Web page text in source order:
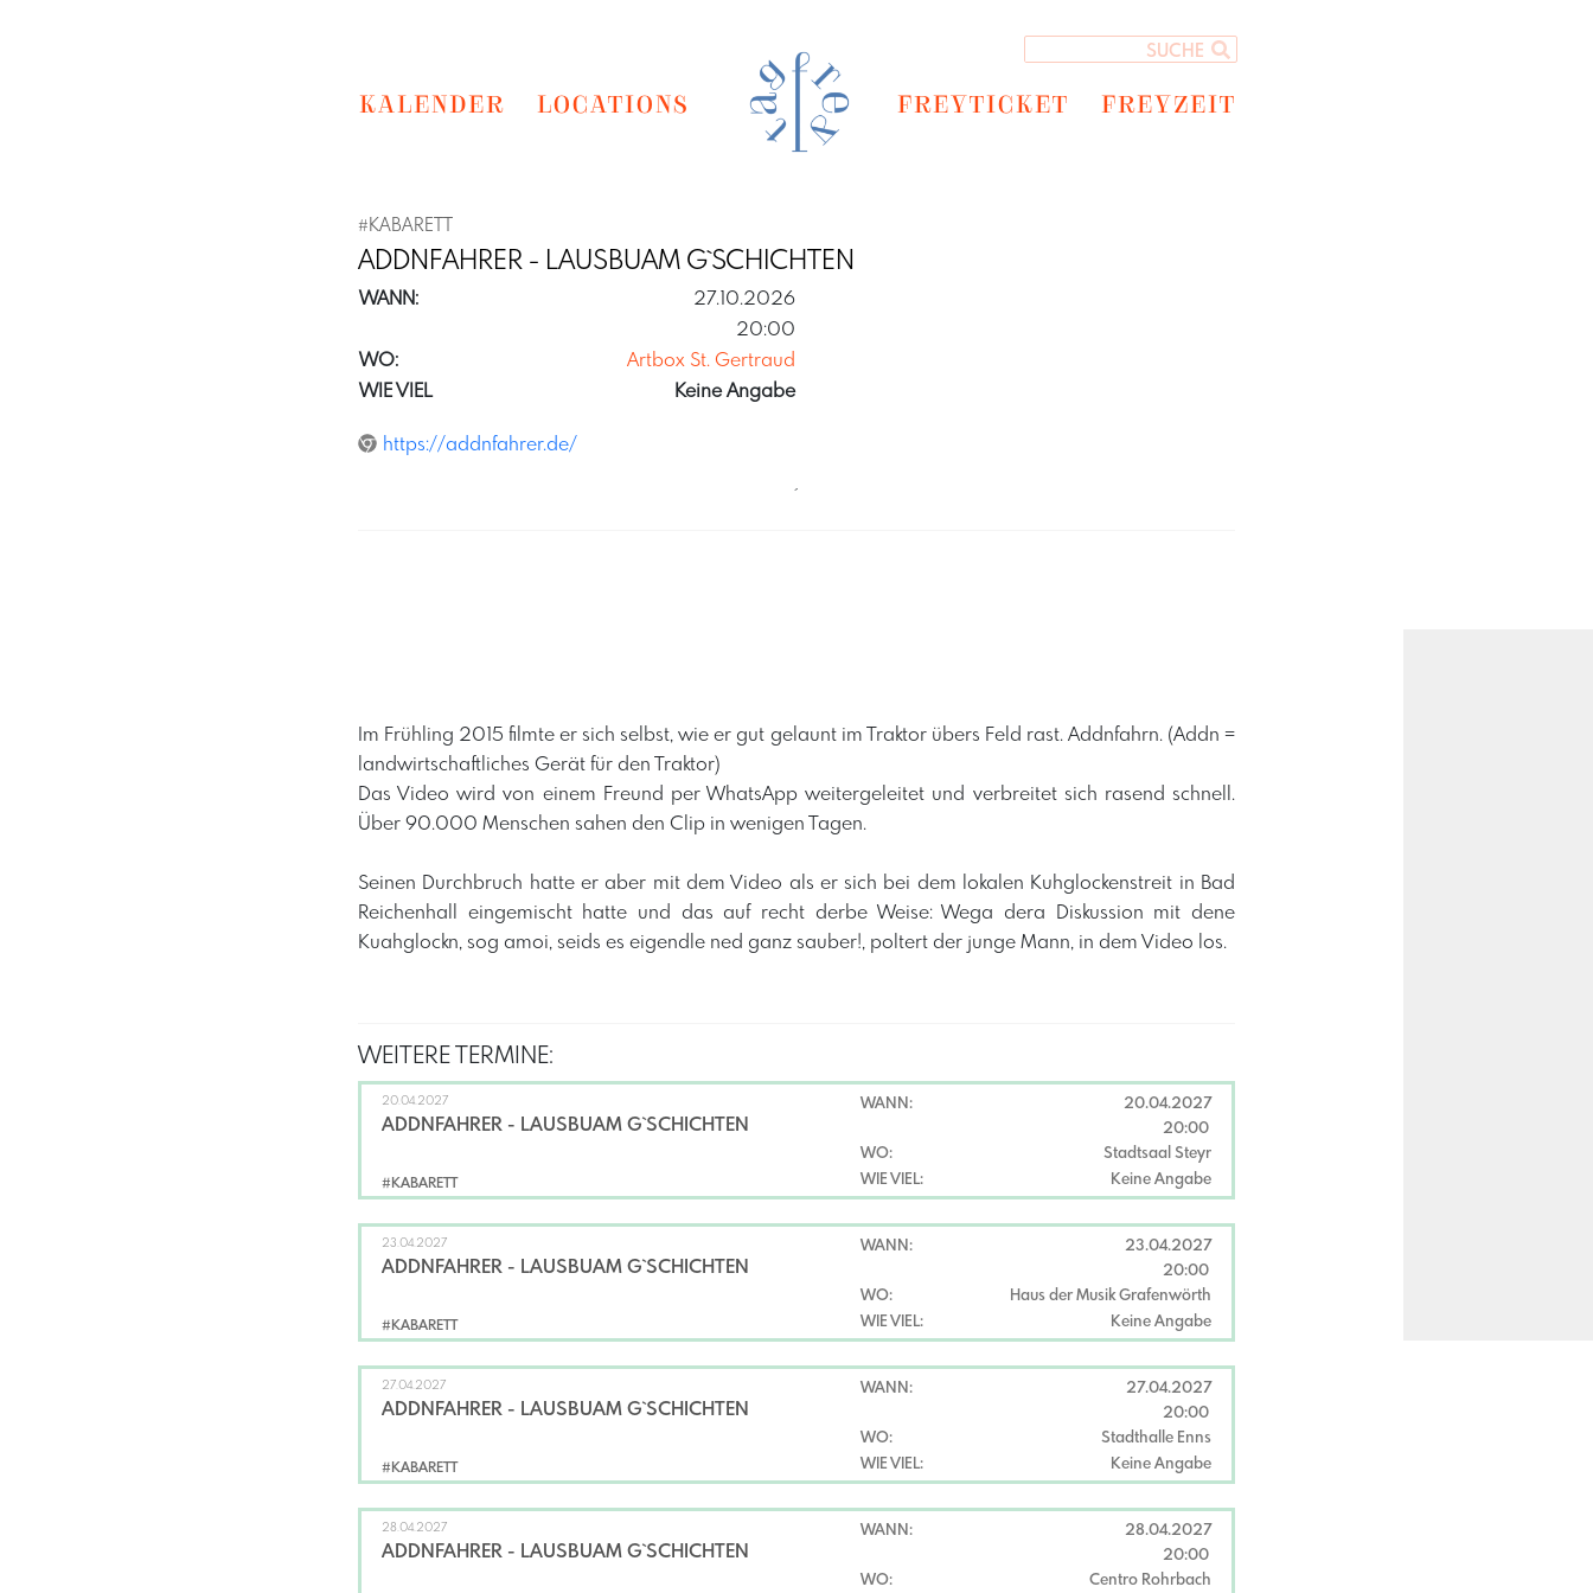
KALENDER LOCATIONS FREYTICKET FREYZEIT
#KABARETT
ADDNFAHRER - LAUSBUAM G`SCHICHTEN
WANN:
27.10.2026
20:00
WO:
Artbox St. Gertraud
WIE VIEL
Keine Angabe
https://addnfahrer.de/
´
Im Frühling 2015 filmte er sich selbst, wie er gut gelaunt im Traktor übers Feld rast. Addnfahrn. (Addn =
landwirtschaftliches Gerät für den Traktor)
Das Video wird von einem Freund per WhatsApp weitergeleitet und verbreitet sich rasend schnell.
Über 90.000 Menschen sahen den Clip in wenigen Tagen.
Seinen Durchbruch hatte er aber mit dem Video als er sich bei dem lokalen Kuhglockenstreit in Bad
Reichenhall eingemischt hatte und das auf recht derbe Weise: Wega dera Diskussion mit dene
Kuahglockn, sog amoi, seids es eigendle ned ganz sauber!, poltert der junge Mann, in dem Video los.
WEITERE TERMINE:
#KABARETT
20.04.2027
ADDNFAHRER - LAUSBUAM G`SCHICHTEN
WANN:
20.04.2027
20:00
WO:
Stadtsaal Steyr
WIE VIEL:
Keine Angabe
#KABARETT
23.04.2027
ADDNFAHRER - LAUSBUAM G`SCHICHTEN
WANN:
23.04.2027
20:00
WO:
Haus der Musik Grafenwörth
WIE VIEL:
Keine Angabe
#KABARETT
27.04.2027
ADDNFAHRER - LAUSBUAM G`SCHICHTEN
WANN:
27.04.2027
20:00
WO:
Stadthalle Enns
WIE VIEL:
Keine Angabe
28.04.2027
ADDNFAHRER - LAUSBUAM G`SCHICHTEN
WANN:
28.04.2027
20:00
WO:
Centro Rohrbach